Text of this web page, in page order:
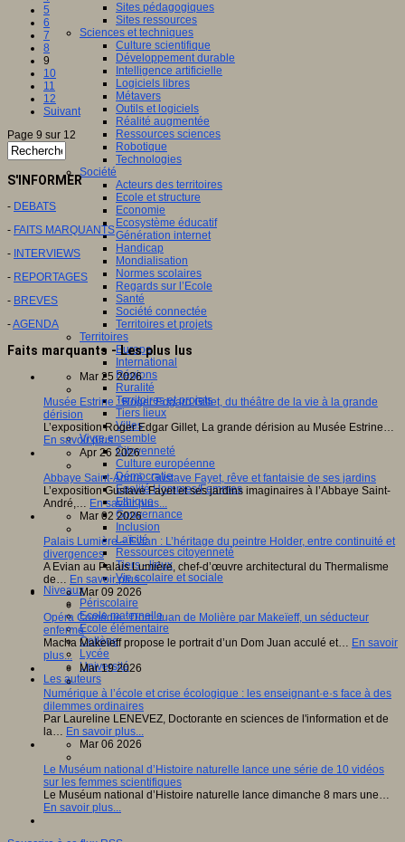
Sites pédagogiques
Sites ressources
Sciences et techniques
Culture scientifique
Développement durable
Intelligence artificielle
Logiciels libres
Métavers
Outils et logiciels
Réalité augmentée
Ressources sciences
Robotique
Technologies
Société
Acteurs des territoires
Ecole et structure
Economie
Ecosystème éducatif
Génération internet
Handicap
Mondialisation
Normes scolaires
Regards sur l’Ecole
Santé
Société connectée
Territoires et projets
Territoires
Europe
International
Régions
Ruralité
Territoires et projets
Tiers lieux
Villes
Vivre ensemble
Citoyenneté
Culture européenne
Démocratie
Egalité Hommes/Femmes
Ethique
Gouvernance
Inclusion
Laïcité
Ressources citoyenneté
Tiers - lieux
Vie scolaire et sociale
Niveaux
Périscolaire
Ecole maternelle
Ecole élémentaire
Collège
Lycée
Université
Les auteurs
5
6
7
8
9
10
11
12
Suivant
Page 9 sur 12
S'INFORMER
- DEBATS
- FAITS MARQUANTS
- INTERVIEWS
- REPORTAGES
- BREVES
-AGENDA
Faits marquants - Les plus lus
Mar 25 2026
Musée Estrine : Roger Edgard Gillet, du théâtre de la vie à la grande
dérision
L’exposition Roger Edgar Gillet, La grande dérision au Musée Estrine…
En savoir plus...
Apr 26 2026
Abbaye Saint-André : Gustave Fayet, rêve et fantaisie de ses jardins
L’exposition Gustave Fayet et ses jardins imaginaires à l’Abbaye Saint-
André,… En savoir plus...
Mar 02 2026
Palais Lumière – Evian : L’héritage du peintre Holder, entre continuité et
divergences
A Evian au Palais Lumière, chef-d’œuvre architectural du Thermalisme
de… En savoir plus...
Mar 09 2026
Opéra Comédie : Dom Juan de Molière par Makeïeff, un séducteur
enfermé
Macha Makeïeff propose le portrait d’un Dom Juan acculé et… En savoir
plus...
Mar 19 2026
Numérique à l’école et crise écologique : les enseignant·e·s face à des
dilemmes ordinaires
Par Laureline LENEVEZ, Doctorante en sciences de l'information et de
la… En savoir plus...
Mar 06 2026
Le Muséum national d’Histoire naturelle lance une série de 10 vidéos
sur les femmes scientifiques
Le Muséum national d’Histoire naturelle lance dimanche 8 mars une…
En savoir plus...